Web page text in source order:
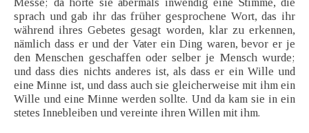
Messe; da hörte sie abermals inwendig eine Stimme, die
sprach und gab ihr das früher gesprochene Wort, das ihr
während ihres Gebetes gesagt worden, klar zu erkennen,
nämlich dass er und der Vater ein Ding waren, bevor er je
den Menschen geschaffen oder selber je Mensch wurde;
und dass dies nichts anderes ist, als dass er ein Wille und
eine Minne ist, und dass auch sie gleicherweise mit ihm ein
Wille und eine Minne werden sollte. Und da kam sie in ein
stetes Innebleiben und vereinte ihren Willen mit ihm.